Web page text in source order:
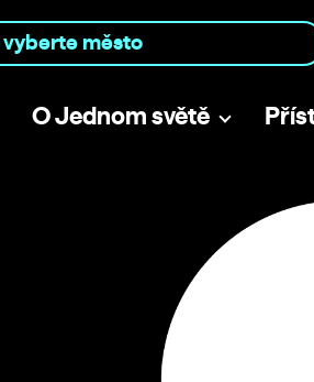
O Jednom světě